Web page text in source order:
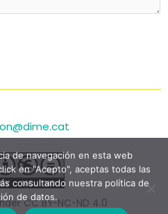
CC BY-NC-ND 4.0
de navegación en esta web
en "Acepto", aceptas todas las
consultando nuestra política de
de datos.